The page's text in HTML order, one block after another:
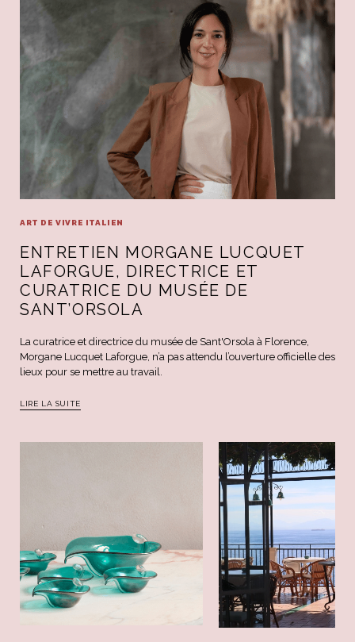
ART DE VIVRE ITALIEN
ENTRETIEN MORGANE LUCQUET
LAFORGUE, DIRECTRICE ET
CURATRICE DU MUSÉE DE
SANT’ORSOLA
La curatrice et directrice du musée de Sant'Orsola à Florence,
Morgane Lucquet Laforgue, n’a pas attendu l’ouverture officielle des
lieux pour se mettre au travail.
LIRE LA SUITE